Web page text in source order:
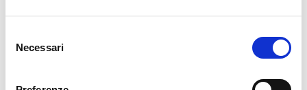
delNecessari